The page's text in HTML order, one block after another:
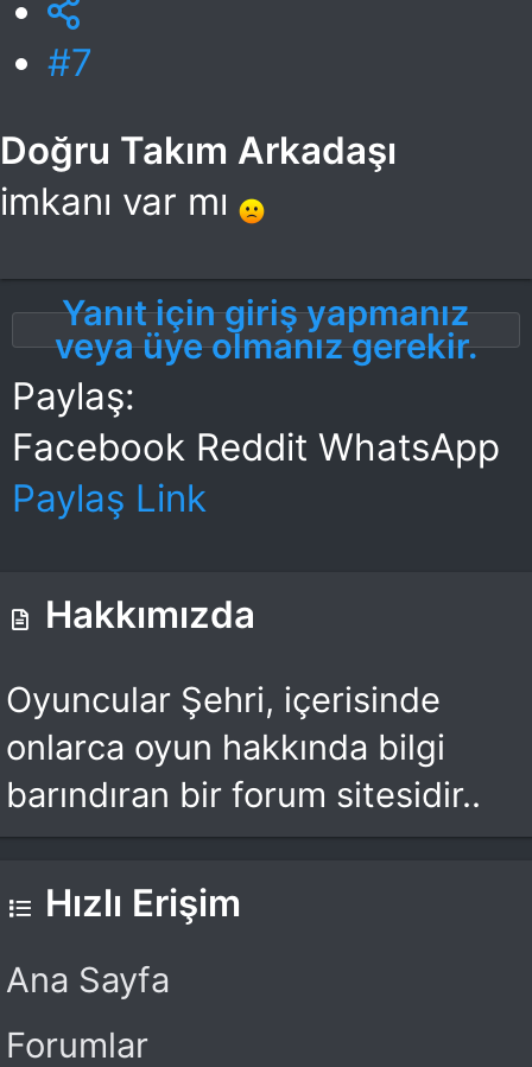
#7
Doğru Takım Arkadaşı
imkanı var mı
Yanıt için giriş yapmanız
veya üye olmanız gerekir.
Paylaş:
Facebook Reddit WhatsApp
Paylaş Link
Hakkımızda
Oyuncular Şehri, içerisinde
onlarca oyun hakkında bilgi
barındıran bir forum sitesidir..
Hızlı Erişim
Ana Sayfa
Forumlar